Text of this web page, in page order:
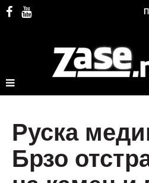
Руска
Брзо